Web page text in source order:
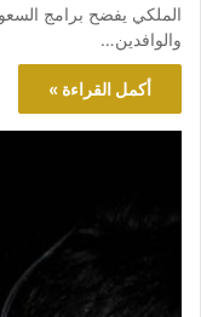
الملكي يفضح برامج
والوافدين…
أكمل القراءة »